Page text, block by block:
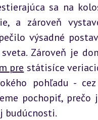
sa na
a zároveň
výsadné
pre státisíce
pohľadu -
pochopiť,
budúcnosti.